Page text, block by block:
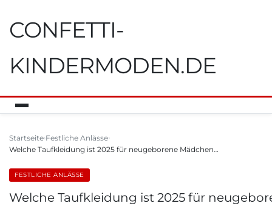
CONFETTI-
KINDERMODEN.DE
Startseite Festliche Anlässe
Welche Taufkleidung ist 2025 für neugeborene Mädchen…
FESTLICHE ANLÄSSE
Welche Taufkleidung ist 2025 für